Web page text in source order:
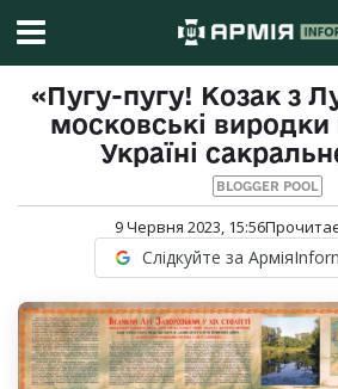
«Пугу-пугу! Козак з
московські
Україні
BLOGGER POOL
9 Червня 2023, 15:56
Слідкуйте за